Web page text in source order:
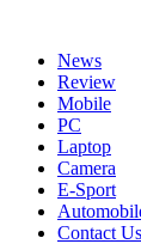
contentNews
Review
Mobile
PC
Laptop
Camera
E-Sport
Contact Us